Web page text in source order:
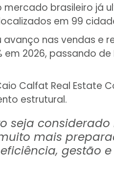
brasileiro já
em 99
nas vendas e
em 2026, passando
Calfat Real Estate
estrutural.
seja
mais
gestão